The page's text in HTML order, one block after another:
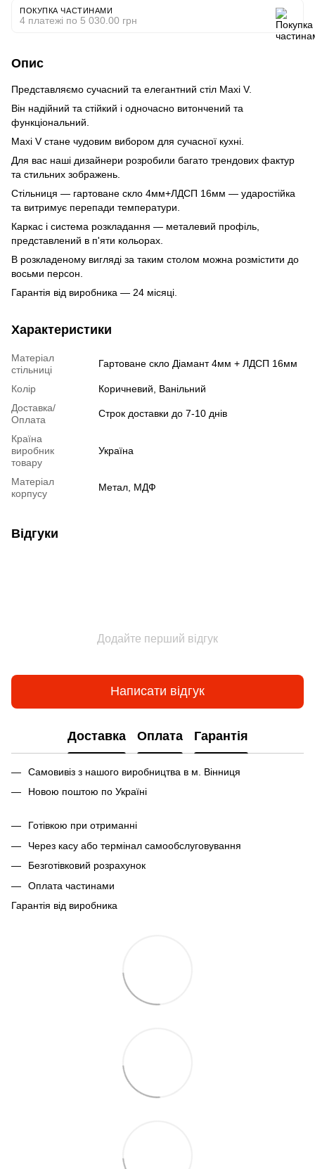
ПОКУПКА ЧАСТИНАМИ
4 платежі по 5 030.00 грн
Опис
Представляємо сучасний та елегантний стіл Maxi V.
Він надійний та стійкий і одночасно витончений та
функціональний.
Maxi V стане чудовим вибором для сучасної кухні.
Для вас наші дизайнери розробили багато трендових фактур
та стильних зображень.
Стільниця — гартоване скло 4мм+ЛДСП 16мм — ударостійка
та витримує перепади температури.
Каркас і система розкладання — металевий профіль,
представлений в п'яти кольорах.
В розкладеному вигляді за таким столом можна розмістити до
восьми персон.
Гарантія від виробника — 24 місяці.
Характеристики
Матеріал
стільниці
Гартоване скло Діамант 4мм + ЛДСП 16мм
Колір
Коричневий, Ванільний
Доставка/
Оплата
Строк доставки до 7-10 днів
Країна
виробник
товару
Україна
Матеріал
корпусу
Метал, МДФ
Відгуки
Додайте перший відгук
Написати відгук
Доставка Оплата Гарантія
Самовивіз з нашого виробництва в м. Вінниця
Новою поштою по Україні
Готівкою при отриманні
Через касу або термінал самообслуговування
Безготівковий розрахунок
Оплата частинами
Гарантія від виробника